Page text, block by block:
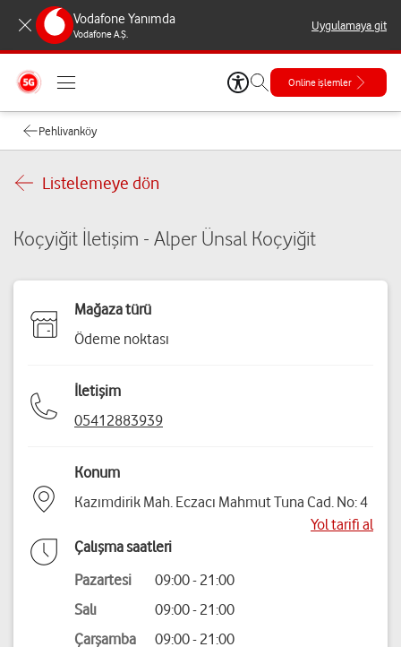
Vodafone Yanımda
Vodafone A.Ş.
Uygulamaya git
Online işlemler
Pehlivanköy
Listelemeye dön
Koçyiğit İletişim - Alper Ünsal Koçyiğit
Mağaza türü
Ödeme noktası
İletişim
05412883939
Konum
Kazımdirik Mah. Eczacı Mahmut Tuna Cad. No: 4
Yol tarifi al
Çalışma saatleri
Pazartesi
09:00 - 21:00
Salı
09:00 - 21:00
Çarşamba
09:00 - 21:00